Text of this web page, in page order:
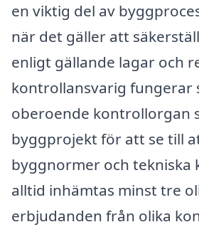
en viktig del av
när det gäller att
enligt gällande lagar och
kontrollansvarig fungerar
oberoende kontrollorgan
byggprojekt för att se till
byggnormer och tekniska
alltid inhämtas minst tre
erbjudanden från olika